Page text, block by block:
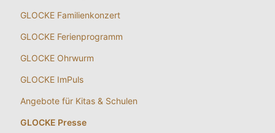
GLOCKE Familienkonzert
GLOCKE Ferienprogramm
GLOCKE Ohrwurm
GLOCKE ImPuls
Angebote für Kitas & Schulen
GLOCKE Presse